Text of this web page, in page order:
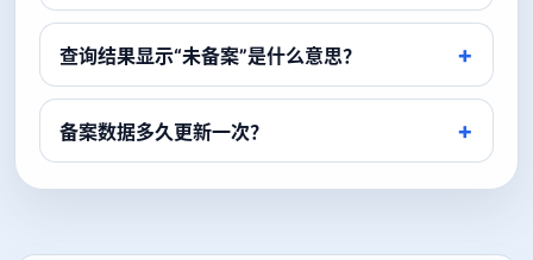
查询结果显示“未备案”是什么意思？
备案数据多久更新一次？